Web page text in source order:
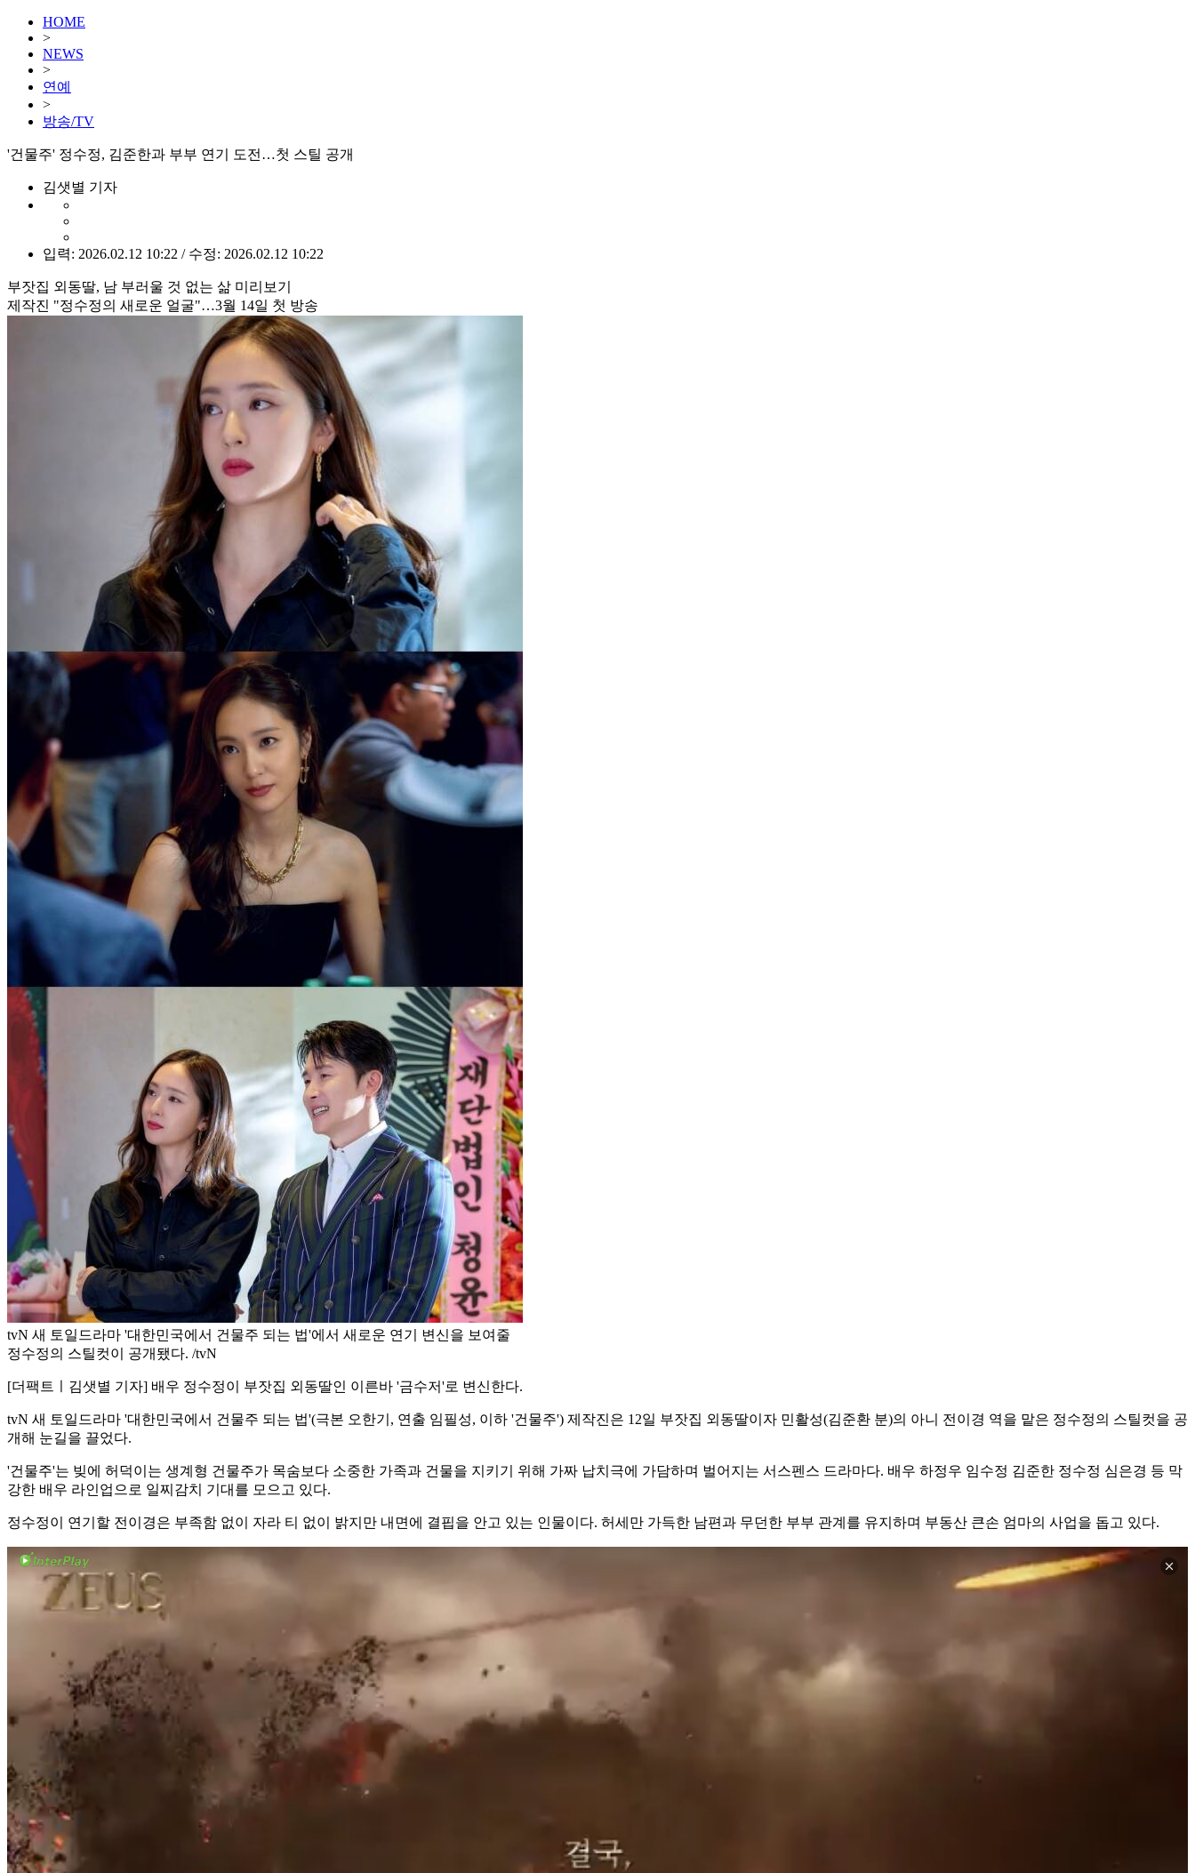
HOME
>
NEWS
>
연예
>
방송/TV
'건물주' 정수정, 김준한과 부부 연기 도전…첫 스틸 공개
김샛별 기자
입력: 2026.02.12 10:22 / 수정: 2026.02.12 10:22
부잣집 외동딸, 남 부러울 것 없는 삶 미리보기
제작진 "정수정의 새로운 얼굴"…3월 14일 첫 방송
tvN 새 토일드라마 '대한민국에서 건물주 되는 법'에서 새로운 연기 변신을 보여줄
정수정의 스틸컷이 공개됐다. /tvN
[더팩트ㅣ김샛별 기자] 배우 정수정이 부잣집 외동딸인 이른바 '금수저'로 변신한다.
tvN 새 토일드라마 '대한민국에서 건물주 되는 법'(극본 오한기, 연출 임필성, 이하 '건물주') 제작진은 12일 부잣집 외동딸이자 민활성(김준환 분)의 아니 전이경 역을 맡은 정수정의 스틸컷을 공
개해 눈길을 끌었다.
'건물주'는 빚에 허덕이는 생계형 건물주가 목숨보다 소중한 가족과 건물을 지키기 위해 가짜 납치극에 가담하며 벌어지는 서스펜스 드라마다. 배우 하정우 임수정 김준한 정수정 심은경 등 막
강한 배우 라인업으로 일찌감치 기대를 모으고 있다.
정수정이 연기할 전이경은 부족함 없이 자라 티 없이 밝지만 내면에 결핍을 안고 있는 인물이다. 허세만 가득한 남편과 무던한 부부 관계를 유지하며 부동산 큰손 엄마의 사업을 돕고 있다.